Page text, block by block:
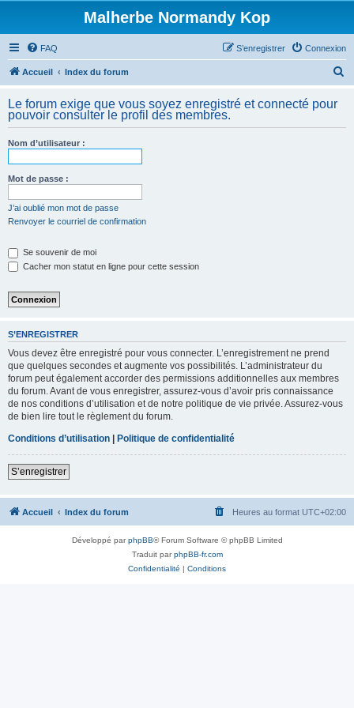
Malherbe Normandy Kop
FAQ Connexion
S’enregistrer
Accueil Index du forum
h
Le forum exige que vous soyez enregistré et connecté pour
pouvoir consulter le profil des membres.
Nom d’utilisateur :
Mot de passe :
J’ai oublié mon mot de passe
Renvoyer le courriel de confirmation
Se souvenir de moi
Cacher mon statut en ligne pour cette session
S’ENREGISTRER
Vous devez être enregistré pour vous connecter. L’enregistrement ne prend
que quelques secondes et augmente vos possibilités. L’administrateur du
forum peut également accorder des permissions additionnelles aux membres
du forum. Avant de vous enregistrer, assurez-vous d’avoir pris connaissance
de nos conditions d’utilisation et de notre politique de vie privée. Assurez-vous
de bien lire tout le règlement du forum.
Conditions d’utilisation | Politique de confidentialité
S’enregistrer
Accueil Index du forum Heures au format UTC+02:00
Développé parphpBB® Forum Software © phpBB Limited
Traduit parphpBB-fr.com
Confidentialité | Conditions